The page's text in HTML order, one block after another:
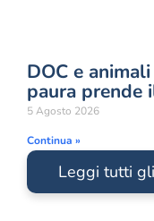
DOC e
paura prende
5 Agosto 2026
Continua »
Leggi tutti